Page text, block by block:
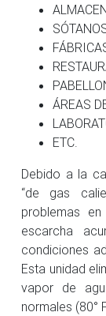
ÁREAS
ETC.
Debido a la
“de gas
problemas
escarcha
condiciones
Esta unidad
vapor de
normales (80°